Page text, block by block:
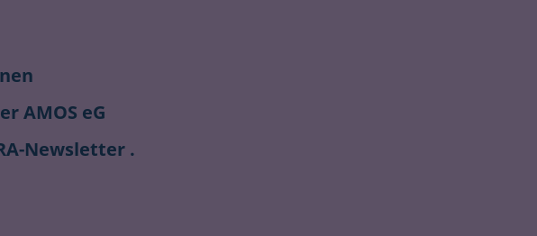
AMOS eG
Newsletter .